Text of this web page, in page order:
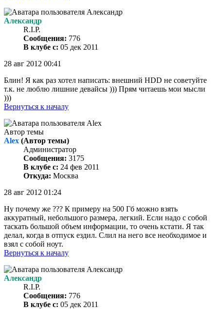
Александр
R.I.P.
Сообщения: 776
В клубе с: 05 дек 2011
28 авг 2012 00:41
Блин! Я как раз хотел написать: внешний HDD не советуйте
т.к. не люблю лишние девайсы ))) Прям читаешь мои мысли
)))
Вернуться к началу
Автор темы
Alex (Автор темы)
Администратор
Сообщения: 3175
В клубе с: 24 фев 2011
Откуда: Москва
28 авг 2012 01:24
Ну почему же ??? К примеру на 500 Гб можно взять
аккуратный, небольшого размера, легкий. Если надо с собой
таскать большой объем информации, то очень кстати. Я так
делал, когда в отпуск ездил. Слил на него все необходимое и
взял с собой ноут.
Вернуться к началу
Александр
R.I.P.
Сообщения: 776
В клубе с: 05 дек 2011